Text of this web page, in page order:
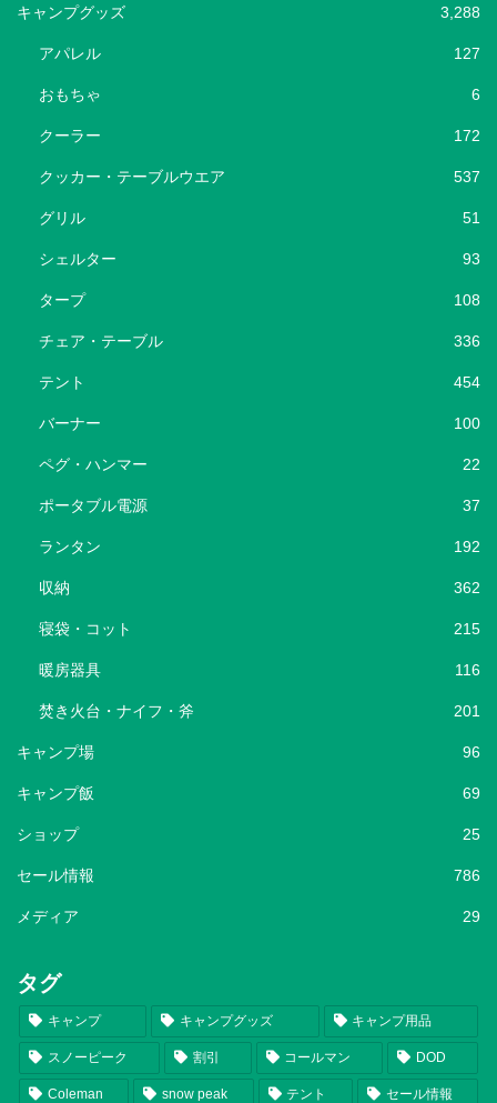
キャンプグッズ 3,288
アパレル 127
おもちゃ 6
クーラー 172
クッカー・テーブルウエア 537
グリル 51
シェルター 93
タープ 108
チェア・テーブル 336
テント 454
バーナー 100
ペグ・ハンマー 22
ポータブル電源 37
ランタン 192
収納 362
寝袋・コット 215
暖房器具 116
焚き火台・ナイフ・斧 201
キャンプ場 96
キャンプ飯 69
ショップ 25
セール情報 786
メディア 29
タグ
キャンプ キャンプグッズ キャンプ用品
スノーピーク 割引 コールマン DOD
Coleman snow peak テント セール情報